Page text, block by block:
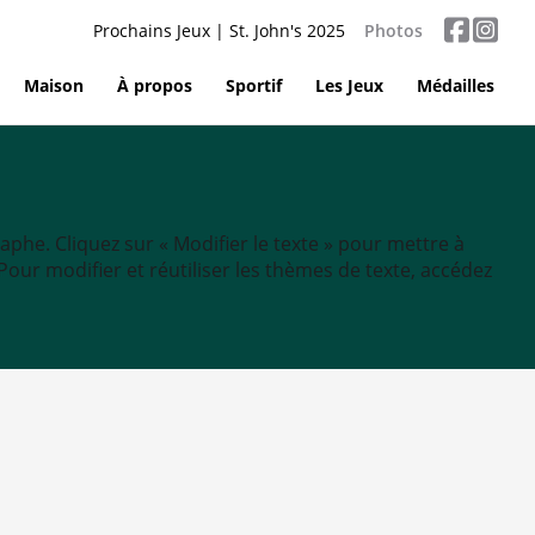
Prochains Jeux | St. John's 2025 Photos
Maison À propos Sportif Les Jeux Médailles
Cliquez sur « Modifier le texte » pour mettre à
modifier et réutiliser les thèmes de texte, accédez